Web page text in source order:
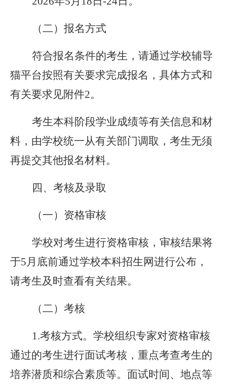
（二）报名方式
符合报名条件的考生，请通过学校辅导
猫平台按照有关要求完成报名，具体方式和
有关要求见附件2。
考生本科阶段学业成绩等有关信息和材
料，由学校统一从有关部门调取，考生无须
再提交其他报名材料。
四、考核及录取
（一）资格审核
学校对考生进行资格审核，审核结果将
于5月底前通过学校本科招生网进行公布，
请考生及时查看有关结果。
（二）考核
1.考核方式。学校组织专家对资格审核
通过的考生进行面试考核，重点考查考生的
培养潜质和综合素质等。面试时间、地点等